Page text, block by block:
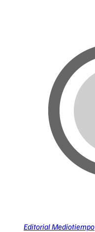
Editorial Mediotiempo